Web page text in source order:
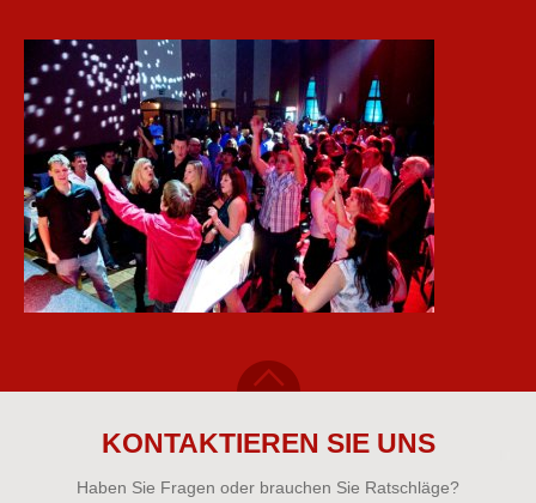
KONTAKTIEREN SIE UNS
Haben Sie Fragen oder brauchen Sie Ratschläge?